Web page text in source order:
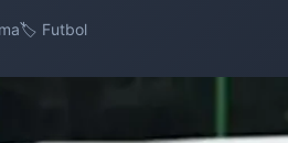
🏷️ Futbol